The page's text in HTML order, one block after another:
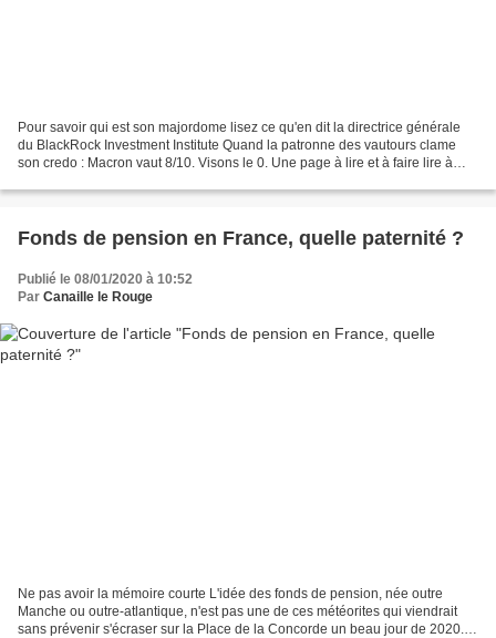
Pour savoir qui est son majordome lisez ce qu'en dit la directrice générale
du BlackRock Investment Institute Quand la patronne des vautours clame
son credo : Macron vaut 8/10. Visons le 0. Une page à lire et à faire lire à
Fonds de pension en France, quelle paternité ?
Publié le 08/01/2020 à 10:52
Par Canaille le Rouge
Ne pas avoir la mémoire courte L'idée des fonds de pension, née outre
Manche ou outre-atlantique, n'est pas une de ces météorites qui viendrait
sans prévenir s'écraser sur la Place de la Concorde un beau jour de 2020.